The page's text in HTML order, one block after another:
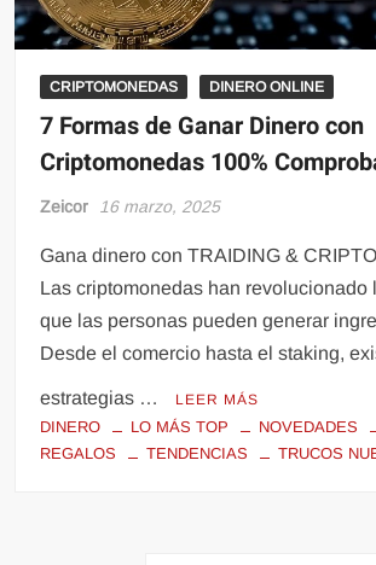
CRIPTOMONEDAS DINERO ONLINE
7 Formas de Ganar Dinero con
Criptomonedas 100%
Zeicor 16 marzo, 2025
Gana dinero con TRAIDING &
Las criptomonedas han revolucionado
que las personas pueden generar
Desde el comercio hasta el staking,
estrategias … LEER MÁS
DINERO LO MÁS TOP NOVEDADES
REGALOS
TENDENCIAS TRUCOS